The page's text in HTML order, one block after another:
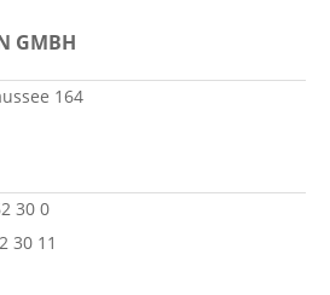
GMBH
164
30 0
30 11